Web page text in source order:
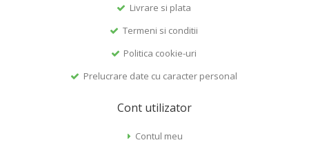
Livrare si plata
Termeni si conditii
Politica cookie-uri
Prelucrare date cu caracter personal
Cont utilizator
Contul meu